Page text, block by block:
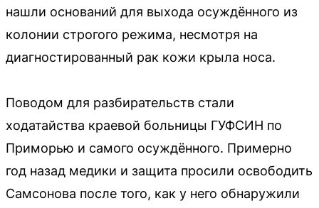
нашли оснований для выхода осуждённого из
колонии строгого режима, несмотря на
диагностированный рак кожи крыла носа.
Поводом для разбирательств стали
ходатайства краевой больницы ГУФСИН по
Приморью и самого осуждённого. Примерно
год назад медики и защита просили освободить
Самсонова после того, как у него обнаружили